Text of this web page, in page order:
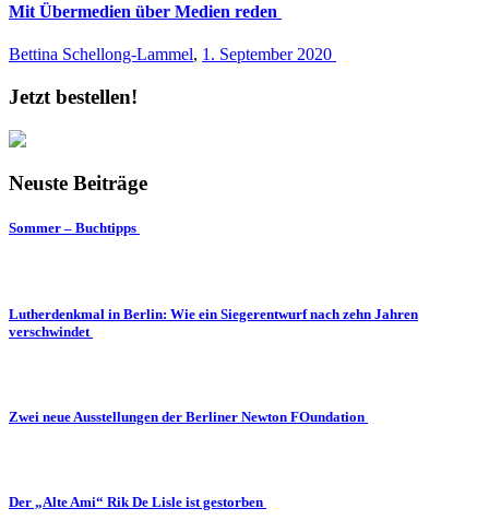
Mit Übermedien über Medien reden
Bettina Schellong-Lammel, 1. September 2020
Jetzt bestellen!
Neuste Beiträge
Sommer – Buchtipps
Lutherdenkmal in Berlin: Wie ein Siegerentwurf nach zehn Jahren
verschwindet
Zwei neue Ausstellungen der Berliner Newton FOundation
Der „Alte Ami“ Rik De Lisle ist gestorben